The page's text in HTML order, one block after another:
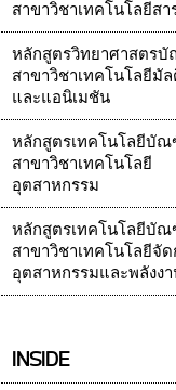
สาขาวิชาเทคโนโลยีสา
หลักสูตรวิทยาศาสตร
สาขาวิชาเทคโนโลยีมัล
และแอนิเมชัน
หลักสูตรเทคโนโลยีบั
สาขาวิชาเทคโนโลยี
อุตสาหกรรม
หลักสูตรเทคโนโลยีบั
สาขาวิชาเทคโนโลยีจัด
อุตสาหกรรมและพลังง
INSIDE